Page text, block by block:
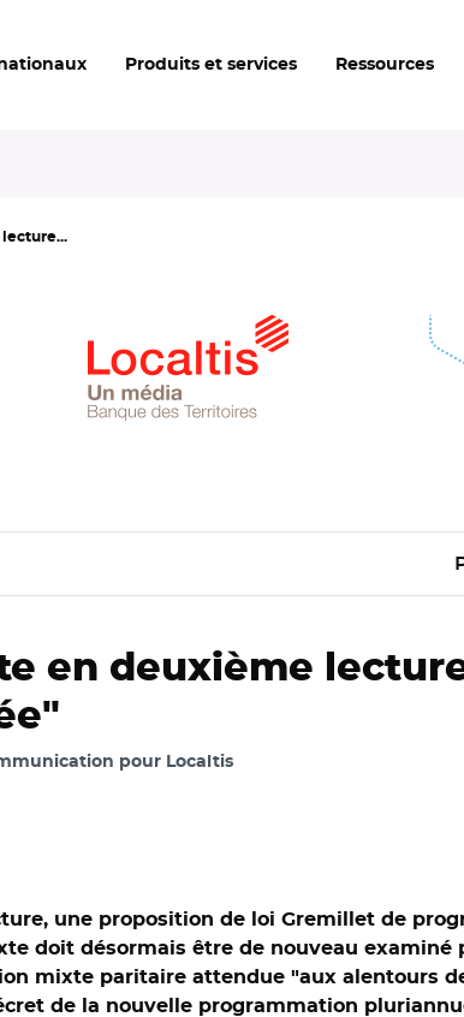
Produits et services Ressources
lecture...
en deuxième
pour Localtis
une proposition de loi Gremillet de
doit désormais être de nouveau examiné
mixte paritaire attendue "aux alentours
de la nouvelle programmation